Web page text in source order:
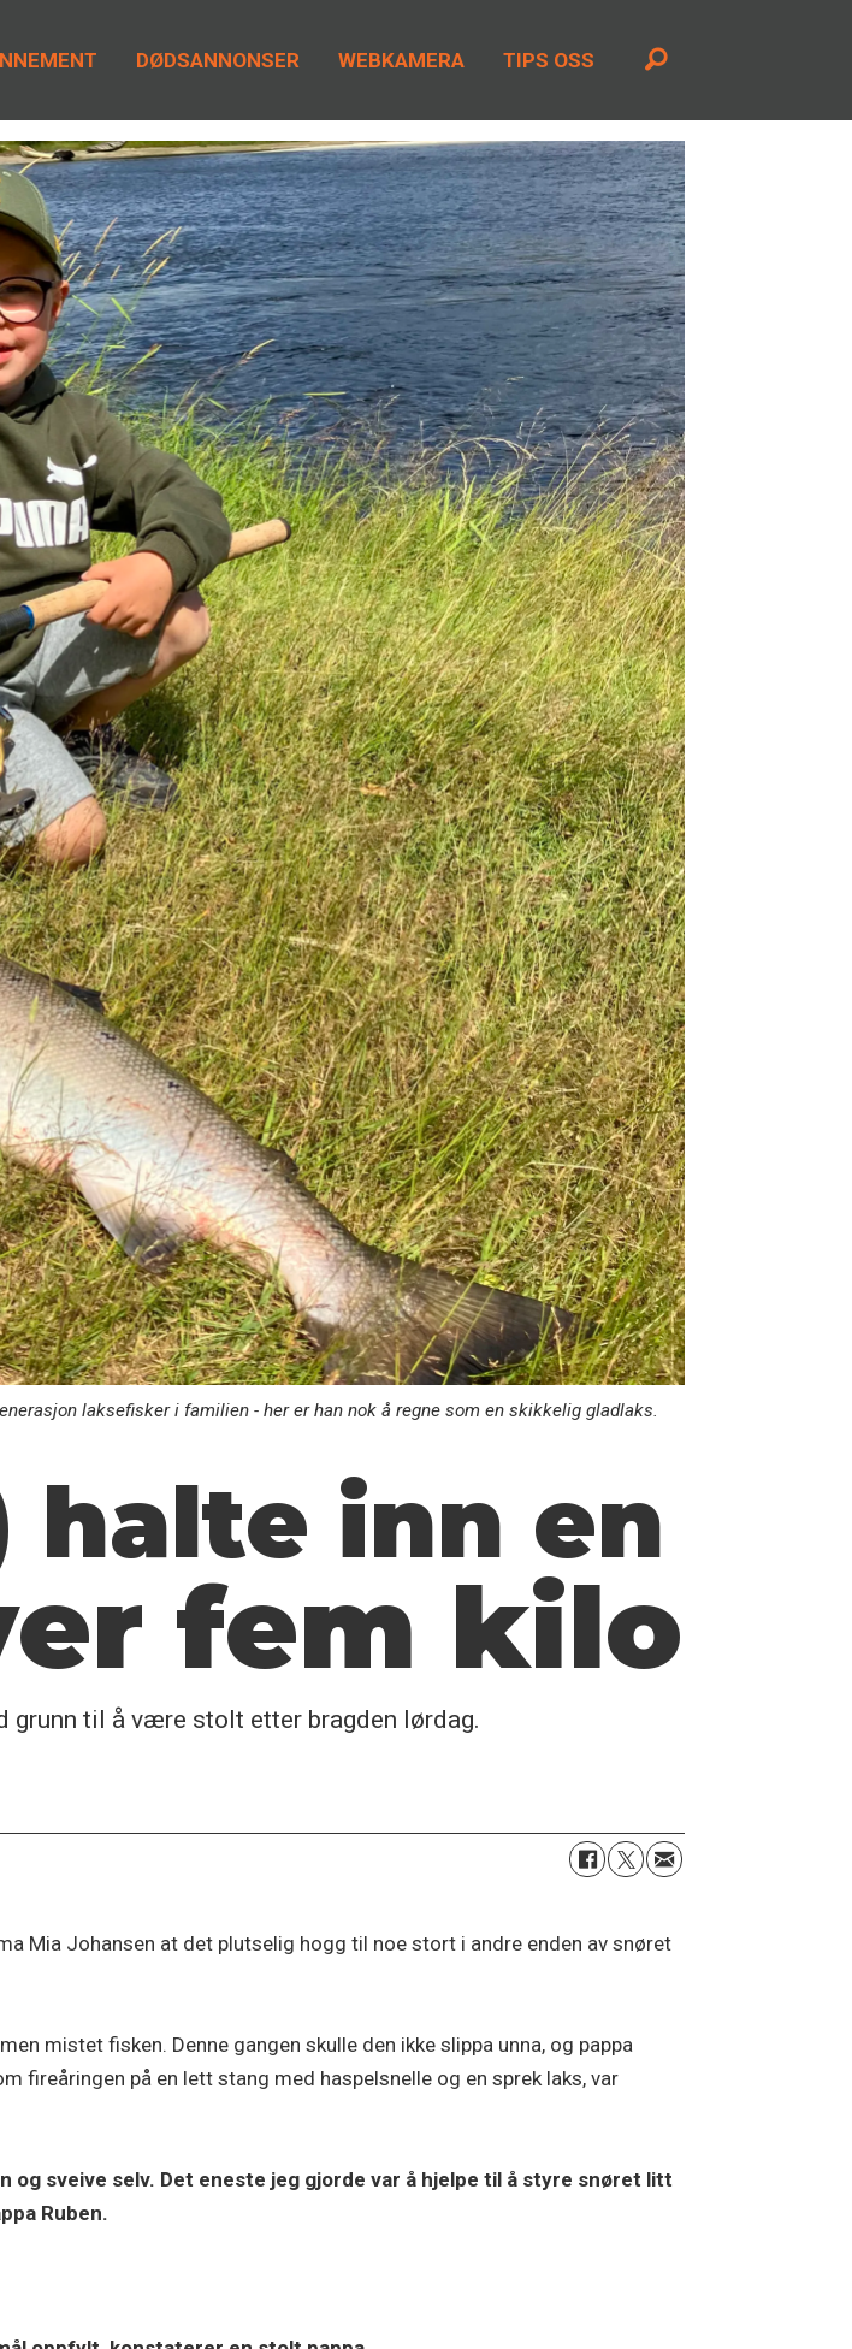
DØDSANNONSER WEBKAMERA TIPS OSS
laksefisker i familien - her er han nok å regne som en skikkelig gladlaks.
halte inn en
fem kilo
grunn til å være stolt etter bragden lørdag.
Mia Johansen at det plutselig hogg til noe stort i andre enden av snøret
mistet fisken. Denne gangen skulle den ikke slippa unna, og pappa
fireåringen på en lett stang med haspelsnelle og en sprek laks, var
sveive selv. Det eneste jeg gjorde var å hjelpe til å styre snøret litt
Ruben.